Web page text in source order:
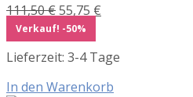
111,50€Ursprünglicher
Preis
war:
111,50 €
55,75 €
55,75 €.
Verkauf! -50%
Lieferzeit: 3-4 Tage
In den Warenkorb